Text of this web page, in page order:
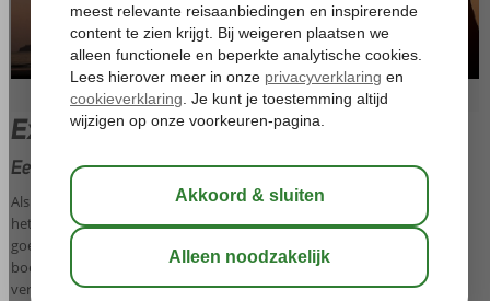
Extra producten en services
Eenvoudig extra producten en services bijboeken
Als je kiest voor een pakketreis van Corendon, dan kun je zowel tijdens
het boeken als achteraf extra's en services bijboeken. Zo ga je straks
goed voorbereid en zorgeloos op vakantie. Denk bijvoorbeeld aan het
boeken van ruimbagage, reisverzekering, autohuur en parkeren bij de
verschillende luchthavens.